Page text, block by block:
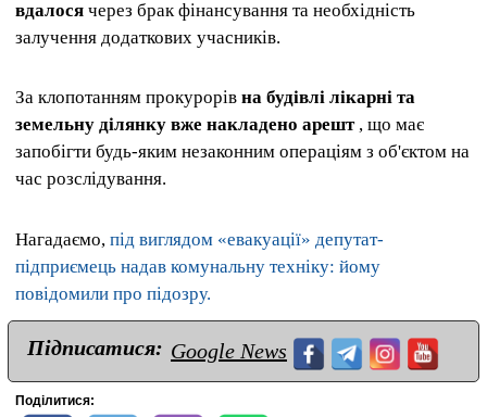
вдалося через брак фінансування та необхідність
залучення додаткових учасників.
За клопотанням прокурорів на будівлі лікарні та
земельну ділянку вже накладено арешт, що має
запобігти будь-яким незаконним операціям з об'єктом на
час розслідування.
Нагадаємо, під виглядом «евакуації» депутат-
підприємець надав комунальну техніку: йому
повідомили про підозру.
Підписатися: Google News
Поділитися: